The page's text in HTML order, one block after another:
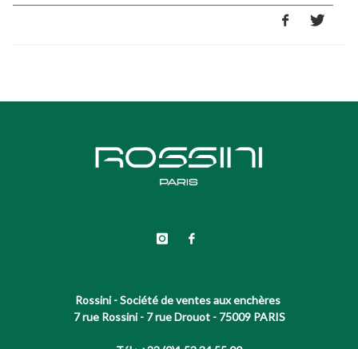
Rossini - Société de ventes aux enchères
7 rue Rossini - 7 rue Drouot - 75009 PARIS